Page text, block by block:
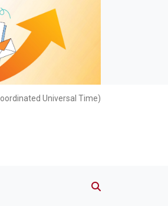
Universal Time)
們